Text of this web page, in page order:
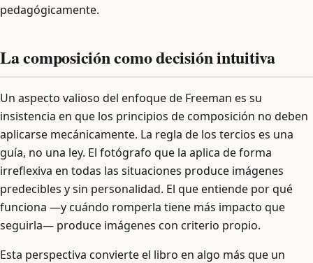
pedagógicamente.
La composición como decisión intuitiva
Un aspecto valioso del enfoque de Freeman es su
insistencia en que los principios de composición no deben
aplicarse mecánicamente. La regla de los tercios es una
guía, no una ley. El fotógrafo que la aplica de forma
irreflexiva en todas las situaciones produce imágenes
predecibles y sin personalidad. El que entiende por qué
funciona —y cuándo romperla tiene más impacto que
seguirla— produce imágenes con criterio propio.
Esta perspectiva convierte el libro en algo más que un